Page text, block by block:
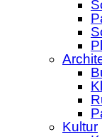
Kultur